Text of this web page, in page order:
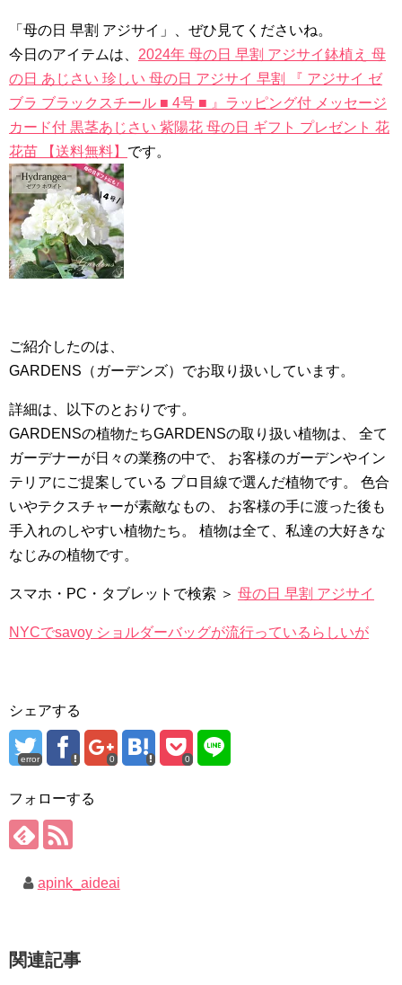
「母の日 早割 アジサイ」、ぜひ見てくださいね。
今日のアイテムは、 2024年 母の日 早割 アジサイ鉢植え 母
の日 あじさい 珍しい 母の日 アジサイ 早割 『 アジサイ ゼ
ブラ ブラックスチール ■ 4号 ■ 』ラッピング付 メッセージ
カード付 黒茎あじさい 紫陽花 母の日 ギフト プレゼント 花
花苗 【送料無料】 です。
ご紹介したのは、
GARDENS（ガーデンズ）でお取り扱いしています。
詳細は、以下のとおりです。
GARDENSの植物たちGARDENSの取り扱い植物は、 全て
ガーデナーが日々の業務の中で、 お客様のガーデンやイン
テリアにご提案している プロ目線で選んだ植物です。 色合
いやテクスチャーが素敵なもの、 お客様の手に渡った後も
手入れのしやすい植物たち。 植物は全て、私達の大好きな
なじみの植物です。
スマホ・PC・タブレットで検索 ＞ 母の日 早割 アジサイ
NYCでsavoy ショルダーバッグが流行っているらしいが
シェアする
error 0 0
フォローする
apink_aideai
関連記事